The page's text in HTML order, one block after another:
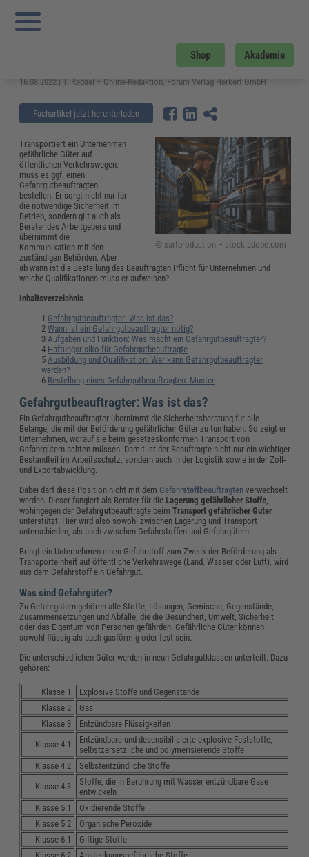
Shop Akademie
Sie sind hier:
Aufgaben, Bestellung und Haftungsrisiko
Gefahrgutbeauftragter: Aufgaben,
Bestellung und Haftungsrisiko
16.08.2022 | T. Reddel – Online-Redaktion, Forum Verlag Herkert GmbH
Fachartikel jetzt herunterladen
© xartproduction – stock.adobe.com
Transportiert ein Unternehmen
gefährliche Güter auf
öffentlichen Verkehrswegen,
muss es ggf. einen
Gefahrgutbeauftragten
bestellen. Er sorgt nicht nur für
die notwendige Sicherheit im
Betrieb, sondern gilt auch als
Berater des Arbeitgebers und
übernimmt die
Kommunikation mit den
zuständigen Behörden. Aber
ab wann ist die Bestellung des Beauftragten Pflicht für Unternehmen und
welche Qualifikationen muss er aufweisen?
Inhaltsverzeichnis
Gefahrgutbeauftragter: Was ist das?
Wann ist ein Gefahrgutbeauftragter nötig?
Aufgaben und Funktion: Was macht ein Gefahrgutbeauftragter?
Haftungsrisiko für Gefahrgutbeauftragte
Ausbildung und Qualifikation: Wer kann Gefahrgutbeauftragter
werden?
Bestellung eines Gefahrgutbeauftragten: Muster
Gefahrgutbeauftragter: Was ist das?
Ein Gefahrgutbeauftragter übernimmt die Sicherheitsberatung für alle
Belange, die mit der Beförderung gefährlicher Güter zu tun haben. So zeigt er
Unternehmen, worauf sie beim gesetzeskonformen Transport von
Gefahrgütern achten müssen. Damit ist der Beauftragte nicht nur ein wichtiger
Bestandteil im Arbeitsschutz, sondern auch in der Logistik sowie in der Zoll-
und Exportabwicklung.
Dabei darf diese Position nicht mit dem Gefahrstoffbeauftragtenverwechselt
werden. Dieser fungiert als Berater für die Lagerung gefährlicher Stoffe,
wohingegen der Gefahrgutbeauftragte beimTransport gefährlicher Güter
unterstützt. Hier wird also sowohl zwischen Lagerung und Transport
unterschieden, als auch zwischen Gefahrstoffen und Gefahrgütern.
Bringt ein Unternehmen einen Gefahrstoff zum Zweck der Beförderung als
Transporteinheit auf öffentliche Verkehrswege (Land, Wasser oder Luft), wird
aus dem Gefahrstoff ein Gefahrgut.
Was sind Gefahrgüter?
Zu Gefahrgütern gehören alle Stoffe, Lösungen, Gemische, Gegenstände,
Zusammensetzungen und Abfälle, die die Gesundheit, Umwelt, Sicherheit
oder das Eigentum von Personen gefährden. Gefährliche Güter können
sowohl flüssig als auch gasförmig oder fest sein.
Die unterschiedlichen Güter werden in neun Gefahrgutklassen unterteilt. Dazu
gehören:
Klasse 1
Explosive Stoffe und Gegenstände
Klasse 2
Gas
Klasse 3
Entzündbare Flüssigkeiten
Klasse 4.1
Entzündbare und desensibilisierte explosive Feststoffe,
selbstzersetzliche und polymerisierende Stoffe
Klasse 4.2
Selbstentzündliche Stoffe
Klasse 4.3
Stoffe, die in Berührung mit Wasser entzündbare Gase
entwickeln
Klasse 5.1
Oxidierende Stoffe
Klasse 5.2
Organische Peroxide
Klasse 6.1
Giftige Stoffe